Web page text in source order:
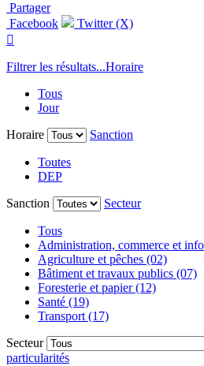
Partager
Facebook
Twitter (X)

Filtrer les résultats...Horaire
Tous
Jour
Horaire
Sanction
Toutes
DEP
Sanction
Secteur
Tous
Administration, commerce et
Agriculture et pêches (02)
Bâtiment et travaux publics (07)
Foresterie et papier (12)
Santé (19)
Transport (17)
Secteur
particularités